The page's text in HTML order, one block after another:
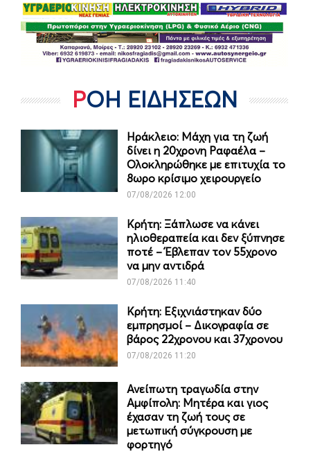
ΡΟΗ ΕΙΔΗΣΕΩΝ
Ηράκλειο: Μάχη για τη ζωή
δίνει η 20χρονη Ραφαέλα –
Ολοκληρώθηκε με επιτυχία το
8ωρο κρίσιμο χειρουργείο
07/08/2026 12:00
Κρήτη: Ξάπλωσε να κάνει
ηλιοθεραπεία και δεν ξύπνησε
ποτέ – Έβλεπαν τον 55χρονο
να μην αντιδρά
07/08/2026 11:40
Κρήτη: Εξιχνιάστηκαν δύο
εμπρησμοί – Δικογραφία σε
βάρος 22χρονου και 37χρονου
07/08/2026 11:20
Ανείπωτη τραγωδία στην
Αμφίπολη: Μητέρα και γιος
έχασαν τη ζωή τους σε
μετωπική σύγκρουση με
φορτηγό